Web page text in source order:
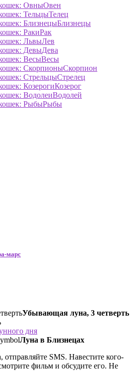
Овен
Телец
Близнецы
Рак
Лев
Дева
Весы
Скорпион
Стрелец
Козерог
Водолей
Рыбы
марс
Убывающая луна, 3 четверть
дня
Луна в Близнецах
SMS. Навестите кого-
фильм и обсудите его. Не